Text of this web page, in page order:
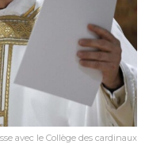
avec le Collège des cardinaux